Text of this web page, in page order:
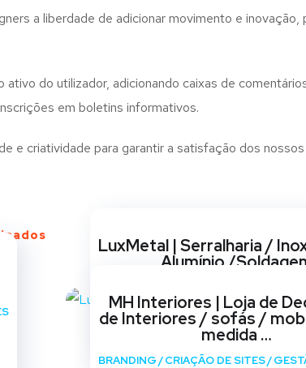
a liberdade de adicionar movimento e
do utilizador, adicionando caixas de
em boletins informativos.
e criatividade para garantir a satisfação dos
LuxMetal | Serralharia /
Alumínio /
SOCIAIS/ MARKETING/
REDESIGN DE SITES
MH Interiores | Loja de
de Interiores / sofás /
medida …
BRANDING /CRIAÇÃO DE SITES/